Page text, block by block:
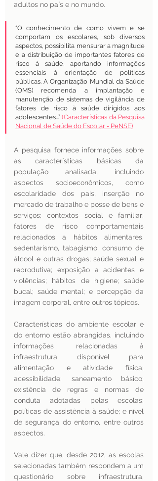
adultos no país e no mundo.
“O conhecimento de como vivem e se
comportam os escolares, sob diversos
aspectos, possibilita mensurar a magnitude
e a distribuição de importantes fatores de
risco à saúde, aportando informações
essenciais à orientação de políticas
públicas. A Organização Mundial da Saúde
(OMS) recomenda a implantação e
manutenção de sistemas de vigilância de
fatores de risco à saúde dirigidos aos
adolescentes...” (Características da Pesquisa
Nacional de Saúde do Escolar - PeNSE)
A pesquisa fornece informações sobre
as características básicas da
população analisada, incluindo
aspectos socioeconômicos, como
escolaridade dos pais, inserção no
mercado de trabalho e posse de bens e
serviços; contextos social e familiar;
fatores de risco comportamentais
relacionados a hábitos alimentares,
sedentarismo, tabagismo, consumo de
álcool e outras drogas; saúde sexual e
reprodutiva; exposição a acidentes e
violências; hábitos de higiene; saúde
bucal; saúde mental; e percepção da
imagem corporal, entre outros tópicos.
Características do ambiente escolar e
do entorno estão abrangidas, incluindo
informações relacionadas à
infraestrutura disponível para
alimentação e atividade física;
acessibilidade; saneamento básico;
existência de regras e normas de
conduta adotadas pelas escolas;
políticas de assistência à saúde; e nível
de segurança do entorno, entre outros
aspectos.
Vale dizer que, desde 2012, as escolas
selecionadas também respondem a um
questionário sobre infraestrutura,